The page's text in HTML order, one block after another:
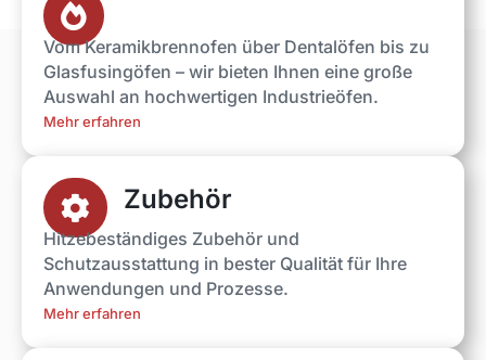

Vom Keramikbrennofen über Dentalöfen bis zu
Glasfusingöfen – wir bieten Ihnen eine große
Auswahl an hochwertigen Industrieöfen.
Mehr erfahren
 Zubehör
Hitzebeständiges Zubehör und
Schutzausstattung in bester Qualität für Ihre
Anwendungen und Prozesse.
Mehr erfahren